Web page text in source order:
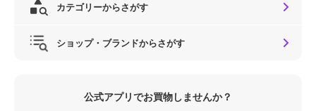
カテゴリーからさがす
ショップ・ブランドからさがす
公式アプリでお買物しませんか？